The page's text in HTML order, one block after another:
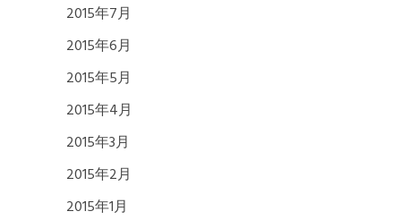
2015年7月
2015年6月
2015年5月
2015年4月
2015年3月
2015年2月
2015年1月